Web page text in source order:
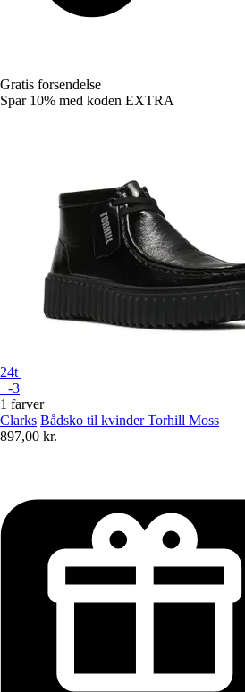
Gratis forsendelse
Spar 10% med koden EXTRA
24t
+-3
1 farver
Clarks Bådsko til kvinder Torhill Moss
897,00 kr.